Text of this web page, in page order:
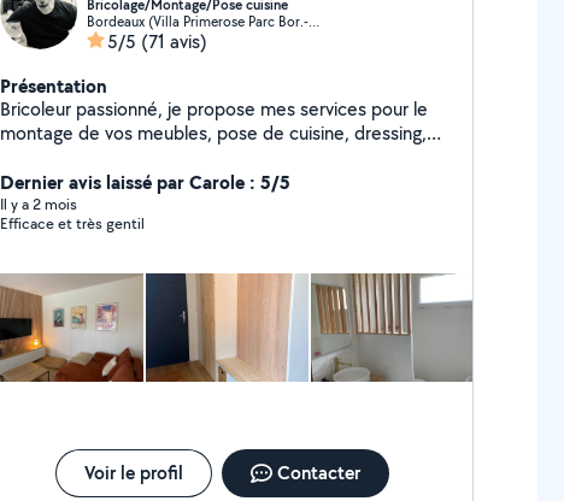
Bricolage/Montage/Pose cuisine
Bordeaux (Villa Primerose Parc Bor.-Cauderan 5)
5/5 (71 avis)
Présentation
Bricoleur passionné, je propose mes services pour le
montage de vos meubles, pose de cuisine, dressing,
Récemment diplômé en construction bois, j'étudie vos
projets d'abri de jardin, dépendance, terrasse, clôture
Dernier avis laissé par Carole : 5/5
Il y a 2 mois
Efficace et très gentil
Voir le profil Contacter